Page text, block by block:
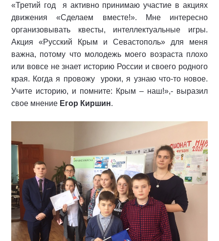
«Третий год я активно принимаю участие в акциях
движения «Сделаем вместе!». Мне интересно
организовывать квесты, интеллектуальные игры.
Акция «Русский Крым и Севастополь» для меня
важна, потому что молодежь моего возраста плохо
или вовсе не знает историю России и своего родного
края. Когда я провожу уроки, я узнаю что-то новое.
Учите историю, и помните: Крым – наш!»,- выразил
свое мнение Егор Киршин.